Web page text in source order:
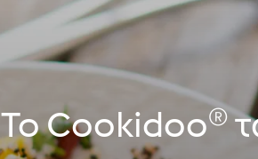
Το Cookidoo®